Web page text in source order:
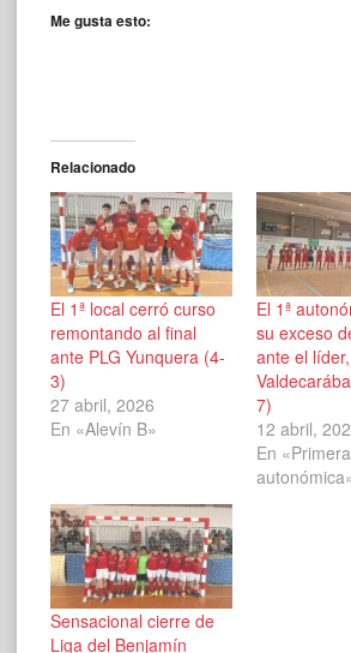
Me gusta esto:
Relacionado
El 1ª local cerró curso
remontando al final
ante PLG Yunquera (4-
3)
27 abril, 2026
En «Alevín B»
El 1ª
su exceso
ante el
7)
12 abril,
En «Primera
Sensacional cierre de
Liga del Benjamín